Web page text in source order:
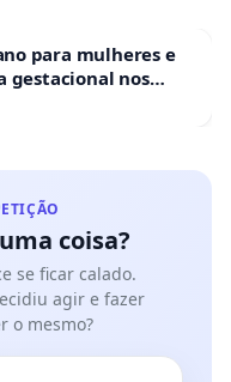
para mulheres e
gestacional nos
coisa?
se ficar calado.
agir e fazer
o mesmo?